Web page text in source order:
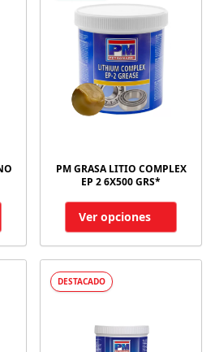
PM GRASA LITIO COMPLEX
EP 2 6X500 GRS*
Ver opciones
DESTACADO